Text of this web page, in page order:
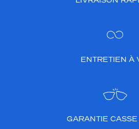
ENTRETIEN À
GARANTIE